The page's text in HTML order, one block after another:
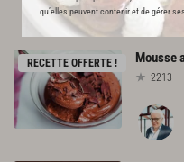
qu’elles peuvent contenir et de gérer
RECETTE OFFERTE ! Mousse
2213